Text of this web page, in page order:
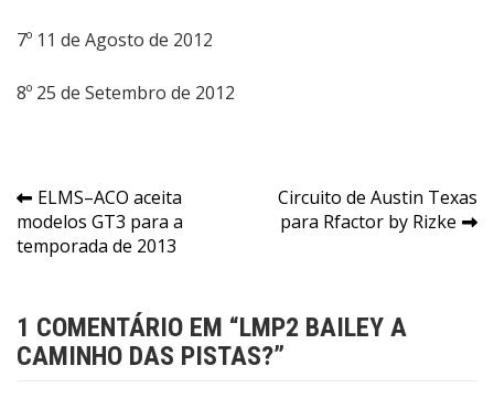
7º 11 de Agosto de 2012
8º 25 de Setembro de 2012
Navegação
de
ELMS–ACO aceita
modelos GT3 para a
temporada de 2013
Circuito de Austin Texas
para Rfactor by Rizke
1 COMENTÁRIO EM “LMP2 BAILEY A
CAMINHO DAS PISTAS?”